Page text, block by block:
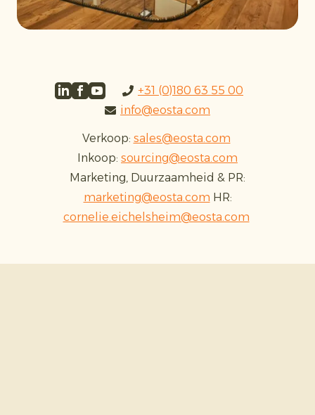
+31 (0)180 63 55 00
info@eosta.com
Verkoop: sales@eosta.com
Inkoop: sourcing@eosta.com
Marketing, Duurzaamheid & PR:
marketing@eosta.com HR:
cornelie.eichelsheim@eosta.com